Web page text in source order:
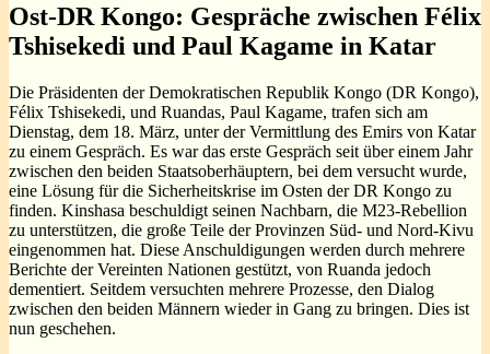
Ost-DR Kongo: Gespräche zwischen Félix
Tshisekedi und Paul Kagame in Katar
Die Präsidenten der Demokratischen Republik Kongo (DR Kongo),
Félix Tshisekedi, und Ruandas, Paul Kagame, trafen sich am
Dienstag, dem 18. März, unter der Vermittlung des Emirs von Katar
zu einem Gespräch. Es war das erste Gespräch seit über einem Jahr
zwischen den beiden Staatsoberhäuptern, bei dem versucht wurde,
eine Lösung für die Sicherheitskrise im Osten der DR Kongo zu
finden. Kinshasa beschuldigt seinen Nachbarn, die M23-Rebellion
zu unterstützen, die große Teile der Provinzen Süd- und Nord-Kivu
eingenommen hat. Diese Anschuldigungen werden durch mehrere
Berichte der Vereinten Nationen gestützt, von Ruanda jedoch
dementiert. Seitdem versuchten mehrere Prozesse, den Dialog
zwischen den beiden Männern wieder in Gang zu bringen. Dies ist
nun geschehen.